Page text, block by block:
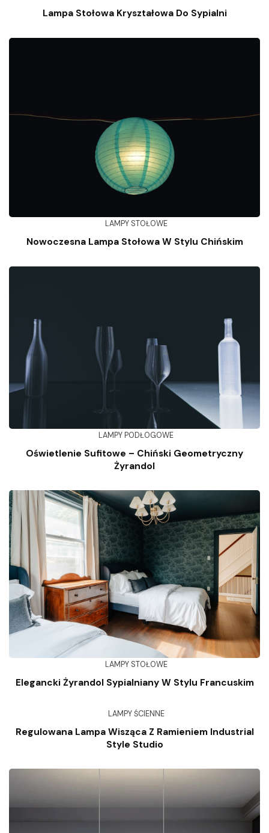
Lampa Stołowa Kryształowa Do Sypialni
LAMPY STOŁOWE
Nowoczesna Lampa Stołowa W Stylu Chińskim
LAMPY PODŁOGOWE
Oświetlenie Sufitowe – Chiński Geometryczny
Żyrandol
LAMPY STOŁOWE
Elegancki Żyrandol Sypialniany W Stylu Francuskim
LAMPY ŚCIENNE
Regulowana Lampa Wisząca Z Ramieniem Industrial
Style Studio